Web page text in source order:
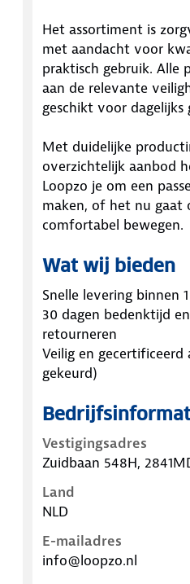
Het assortiment is
met aandacht voor
praktisch gebruik. Alle
aan de relevante
geschikt voor dagelijks
Met duidelijke
overzichtelijk aanbod
Loopzo je om een
maken, of het nu gaat
comfortabel bewegen.
Wat wij bieden
Snelle levering binnen
30 dagen bedenktijd
retourneren
Veilig en gecertificeerd
gekeurd)
Vestigingsadres
Zuidbaan 548H,
Land
NLD
E-mailadres
info@loopzo.nl